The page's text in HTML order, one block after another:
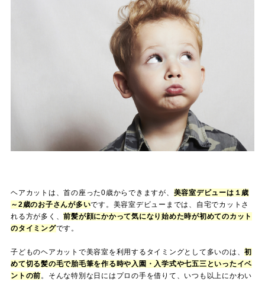
ヘアカットは、首の座った0歳からできますが、 美容室デビューは１歳
～2歳のお子さんが多いです。美容室デビューまでは、自宅でカットさ
れる方が多く、前髪が顔にかかって気になり始めた時が初めてのカット
のタイミングです。
子どものヘアカットで美容室を利用するタイミングとして多いのは、初
めて切る髪の毛で胎毛筆を作る時や入園・入学式や七五三といったイベ
ントの前。そんな特別な日にはプロの手を借りて、いつも以上にかわい